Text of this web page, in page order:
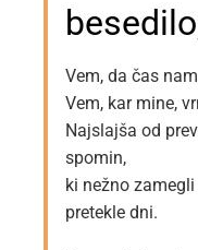
Vem, da čas
Vem, kar mine,
Najslajša od
spomin,
ki nežno zamegli
pretekle dni.